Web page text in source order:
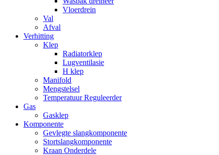
Vloerdrein
Val
Afval
Verhitting
Klep
Radiatorklep
Lugventilasie
H klep
Manifold
Mengstelsel
Temperatuur Reguleerder
Gas
Gasklep
Komponente
Gevlegte slangkomponente
Stortslangkomponente
Kraan Onderdele